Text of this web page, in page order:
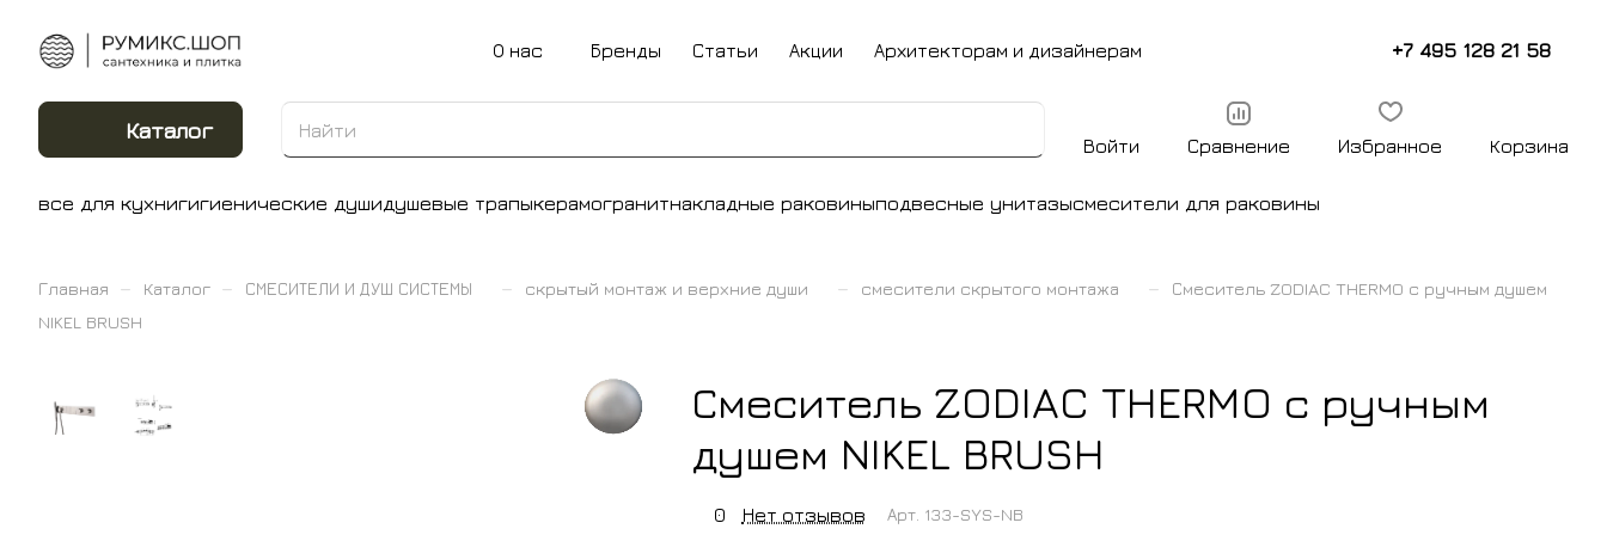
О нас Бренды Статьи Акции Архитекторам и дизайнерам +7 495 128 21 58
Каталог
Войти Сравнение Избранное Корзина
все для кухнигигиенические душидушевые трапыкерамогранитнакладные раковиныподвесные унитазысмесители для раковины
Главная – Каталог – СМЕСИТЕЛИ И ДУШ СИСТЕМЫ – скрытый монтаж и верхние души – смесители скрытого монтажа –
Смеситель ZODIAC THERMO с ручным душем
NIKEL BRUSH
Смеситель ZODIAC THERMO с ручным
душем NIKEL BRUSH
0 Нет отзывов Арт. 133-SYS-NB